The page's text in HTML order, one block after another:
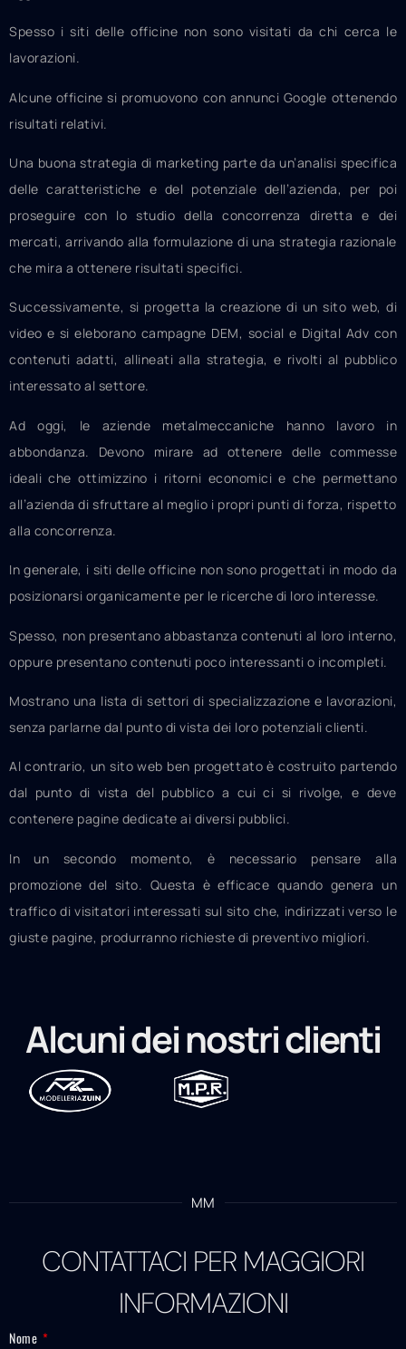
Spesso i siti delle officine non sono visitati da chi cerca le
lavorazioni.
Alcune officine si promuovono con annunci Google ottenendo
risultati relativi.
Una buona strategia di marketing parte da un’analisi specifica
delle caratteristiche e del potenziale dell’azienda, per poi
proseguire con lo studio della concorrenza diretta e dei
mercati, arrivando alla formulazione di una strategia razionale
che mira a ottenere risultati specifici.
Successivamente, si progetta la creazione di un sito web, di
video e si eleborano campagne DEM, social e Digital Adv con
contenuti adatti, allineati alla strategia, e rivolti al pubblico
interessato al settore.
Ad oggi, le aziende metalmeccaniche hanno lavoro in
abbondanza. Devono mirare ad ottenere delle commesse
ideali che ottimizzino i ritorni economici e che permettano
all’azienda di sfruttare al meglio i propri punti di forza, rispetto
alla concorrenza.
In generale, i siti delle officine non sono progettati in modo da
posizionarsi organicamente per le ricerche di loro interesse.
Spesso, non presentano abbastanza contenuti al loro interno,
oppure presentano contenuti poco interessanti o incompleti.
Mostrano una lista di settori di specializzazione e lavorazioni,
senza parlarne dal punto di vista dei loro potenziali clienti.
Al contrario, un sito web ben progettato è costruito partendo
dal punto di vista del pubblico a cui ci si rivolge, e deve
contenere pagine dedicate ai diversi pubblici.
In un secondo momento, è necessario pensare alla
promozione del sito. Questa è efficace quando genera un
traffico di visitatori interessati sul sito che, indirizzati verso le
giuste pagine, produrranno richieste di preventivo migliori.
Alcuni dei nostri clienti
MM
CONTATTACI PER MAGGIORI
INFORMAZIONI
Nome